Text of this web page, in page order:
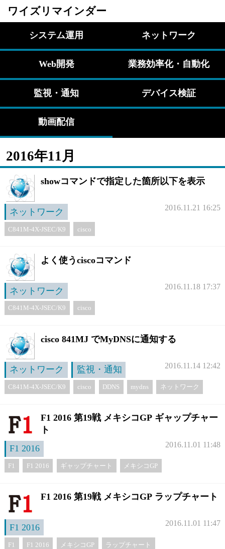
ワイズリマインダー
システム運用 ネットワーク
Web開発 業務効率化・自動化
監視・通知 デバイス検証
動画配信
2016年11月
showコマンドで指定した箇所以下を表示
ネットワーク 2016.11.21 16:25
C841M-4X-JSEC/K9 cisco
よく使うciscoコマンド
ネットワーク 2016.11.18 17:37
C841M-4X-JSEC/K9 cisco
cisco 841MJ でMyDNSに通知する
ネットワーク 監視・通知 2016.11.14 12:42
C841M-4X-JSEC/K9 cisco DDNS mydns ネットワーク
F1 2016 第19戦 メキシコGP ギャップチャー
ト
F1 2016
2016.11.01 11:48
F1 F1 2016 ギャップチャート メキシコGP
F1 2016 第19戦 メキシコGP ラップチャート
F1 2016 2016.11.01 11:47
F1 F1 2016 メキシコGP ラップチャート